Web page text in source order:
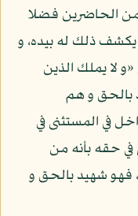
الحاضرين فضلا
يكشف ذلك له بيده، و
لا يملك الذين
بالحق و هم
عيسى داخل في المستثنى في
في حقه بأنه من
فهو شهيد بالحق و